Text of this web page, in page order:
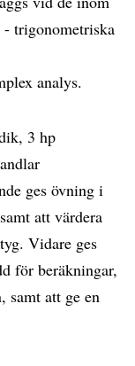
- trigonometriska
analys.
3 hp
ges övning i
att värdera
Vidare ges
för beräkningar,
samt att ge en